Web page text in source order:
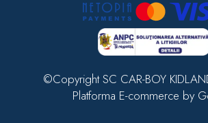
©Copyright SC CAR-BOY
Platforma E-commerce by